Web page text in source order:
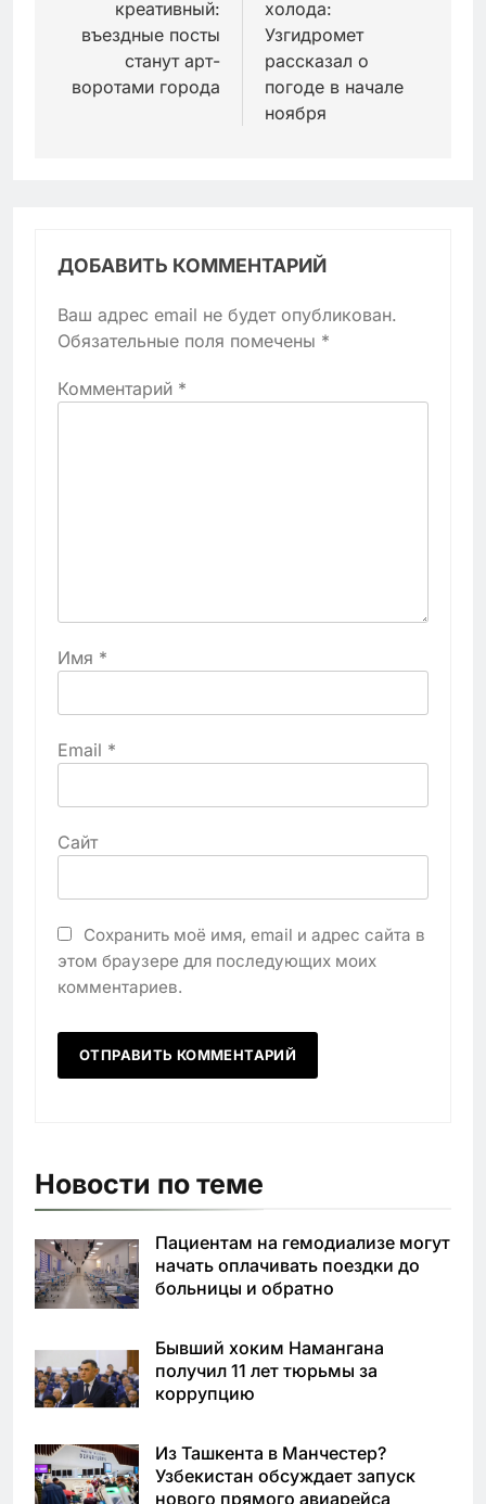
записям
креативный:
въездные посты
станут арт-
воротами города
холода:
Узгидромет
рассказал о
погоде в начале
ноября
ДОБАВИТЬ КОММЕНТАРИЙ
Ваш адрес email не будет опубликован.
Обязательные поля помечены *
Комментарий *
Имя *
Email *
Сайт
Сохранить моё имя, email и адрес сайта в
этом браузере для последующих моих
комментариев.
Новости по теме
Пациентам на гемодиализе могут
начать оплачивать поездки до
больницы и обратно
Бывший хоким Намангана
получил 11 лет тюрьмы за
коррупцию
Из Ташкента в Манчестер?
Узбекистан обсуждает запуск
нового прямого авиарейса